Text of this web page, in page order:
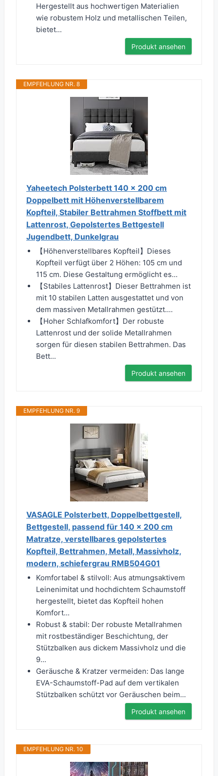
Hergestellt aus hochwertigen Materialien
wie robustem Holz und metallischen Teilen,
bietet...
Produkt ansehen
EMPFEHLUNG NR. 8
Yaheetech Polsterbett 140 x 200 cm
Doppelbett mit Höhenverstellbarem
Kopfteil, Stabiler Bettrahmen Stoffbett mit
Lattenrost, Gepolstertes Bettgestell
Jugendbett, Dunkelgrau
【Höhenverstellbares Kopfteil】Dieses
Kopfteil verfügt über 2 Höhen: 105 cm und
115 cm. Diese Gestaltung ermöglicht es...
【Stabiles Lattenrost】Dieser Bettrahmen ist
mit 10 stabilen Latten ausgestattet und von
dem massiven Metallrahmen gestützt....
【Hoher Schlafkomfort】Der robuste
Lattenrost und der solide Metallrahmen
sorgen für diesen stabilen Bettrahmen. Das
Bett...
Produkt ansehen
EMPFEHLUNG NR. 9
VASAGLE Polsterbett, Doppelbettgestell,
Bettgestell, passend für 140 x 200 cm
Matratze, verstellbares gepolstertes
Kopfteil, Bettrahmen, Metall, Massivholz,
modern, schiefergrau RMB504G01
Komfortabel & stilvoll: Aus atmungsaktivem
Leinenimitat und hochdichtem Schaumstoff
hergestellt, bietet das Kopfteil hohen
Komfort...
Robust & stabil: Der robuste Metallrahmen
mit rostbeständiger Beschichtung, der
Stützbalken aus dickem Massivholz und die
9...
Geräusche & Kratzer vermeiden: Das lange
EVA-Schaumstoff-Pad auf dem vertikalen
Stützbalken schützt vor Geräuschen beim...
Produkt ansehen
EMPFEHLUNG NR. 10